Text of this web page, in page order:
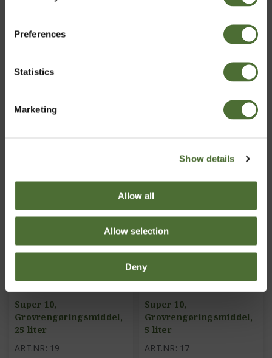
Preferences
Statistics
Marketing
Show details
Allow all
Allow selection
Deny
Super 10,
ART.NR: 16
Grovrengøringsmiddel,
Super 10,
Grovrengøringsmiddel,
25 liter
ART.NR: 19
Super 10,
Grovrengøringsmiddel,
5 liter
ART.NR: 17